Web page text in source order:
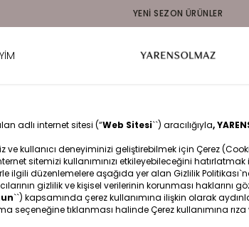
YENI SEZON ÜRÜNLER
adlı internet sitesi (“Web Sitesi``) aracılığıyla,
kullanıcı deneyiminizi geliştirebilmek için Çerez
sitemizi kullanımınızı etkileyebileceğini
ilgili düzenlemelere aşağıda yer alan Gizlilik
gizlilik ve kişisel verilerinin korunması haklarını
``) kapsamında çerez kullanımına ilişkin olarak
tıklanması halinde Çerez kullanımına